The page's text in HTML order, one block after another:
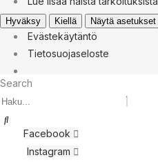
Hyväksy Kiellä Näytä asetukset
Evästekäytäntö
Tietosuojaseloste
Search
Facebook
Instagram